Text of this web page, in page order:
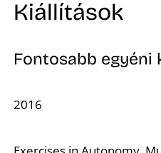
Kiállítások
Fontosabb egyéni
2016